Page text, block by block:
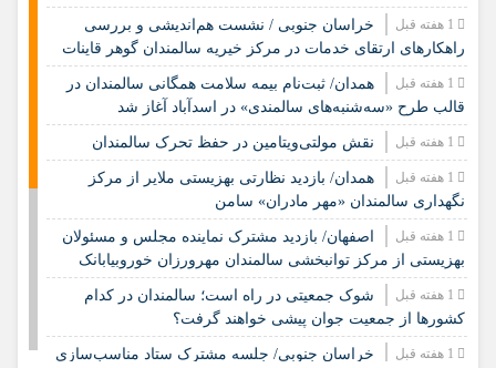
خراسان جنوبی / نشست هم‌اندیشی و بررسی
راهکارهای ارتقای خدمات در مرکز خیریه سالمندان گوهر قاینات
همدان/ ثبت‌نام بیمه سلامت همگانی سالمندان در
قالب طرح «سه‌شنبه‌های سالمندی» در اسدآباد آغاز شد
نقش مولتی‌ویتامین در حفظ تحرک سالمندان
همدان/ بازدید نظارتی بهزیستی ملایر از مرکز
نگهداری سالمندان «مهر مادران» سامن
اصفهان/ بازدید مشترک نماینده مجلس و مسئولان
بهزیستی از مرکز توانبخشی سالمندان مهرورزان خوروبیابانک
شوک جمعیتی در راه است؛ سالمندان در کدام
کشورها از جمعیت جوان پیشی خواهند گرفت؟
خراسان جنوبی/ جلسه مشترک ستاد مناسب‌سازی